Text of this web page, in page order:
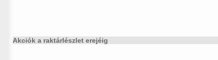
Akciók a raktárlészlet erejéig